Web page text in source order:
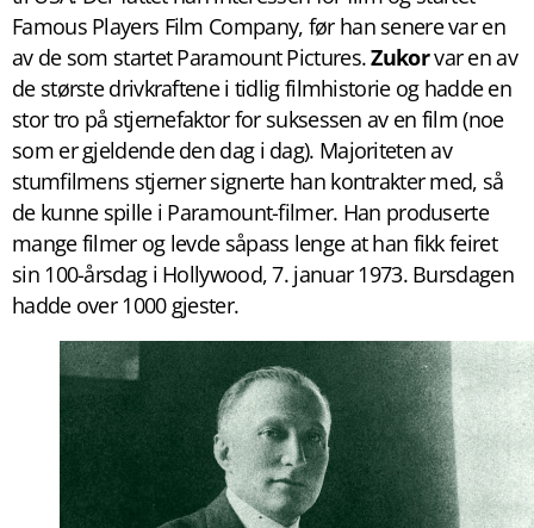
Famous Players Film Company, før han senere var en
av de som startet Paramount Pictures.Zukorvar en av
de største drivkraftene i tidlig filmhistorie og hadde en
stor tro på stjernefaktor for suksessen av en film (noe
som er gjeldende den dag i dag). Majoriteten av
stumfilmens stjerner signerte han kontrakter med, så
de kunne spille i Paramount-filmer. Han produserte
mange filmer og levde såpass lenge at han fikk feiret
sin 100-årsdag i Hollywood, 7. januar 1973. Bursdagen
hadde over 1000 gjester.